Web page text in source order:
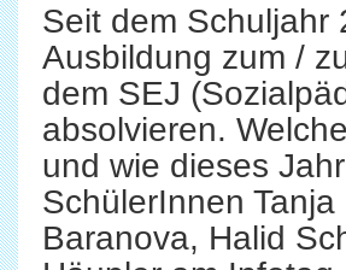
Seit dem Schuljahr
Ausbildung zum /
dem SEJ
absolvieren.
und wie dieses
SchülerInnen
Baranova, Halid